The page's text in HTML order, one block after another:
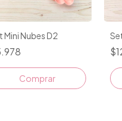
Mini Nubes D2